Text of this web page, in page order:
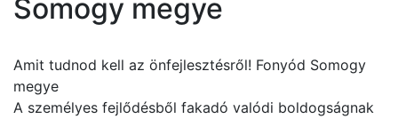
Somogy megye
Amit tudnod kell az önfejlesztésről! Fonyód Somogy
megye
A személyes fejlődésből fakadó valódi boldogságnak